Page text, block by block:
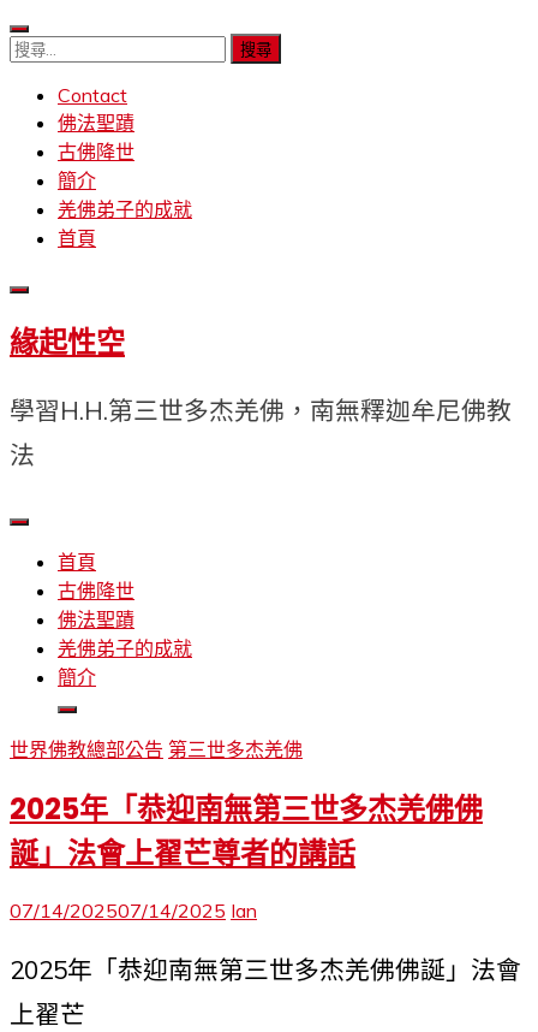
Skip
to
content
搜
Contact
佛法聖蹟
古佛降世
簡介
羌佛弟子的成就
首頁
緣起性空
學習H.H.第三世多杰羌佛，南無釋迦牟尼佛教
法
首頁
古佛降世
佛法聖蹟
羌佛弟子的成就
簡介
世界佛教總部公告 第三世多杰羌佛
2025年「恭迎南無第三世多杰羌佛佛
誕」法會上翟芒尊者的講話
07/14/202507/14/2025 Ian
2025年「恭迎南無第三世多杰羌佛佛誕」法會
上翟芒